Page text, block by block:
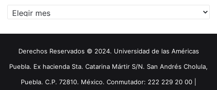
Archivos
Derechos Reservados © 2024. Universidad de las Américas
Puebla. Ex hacienda Sta. Catarina Mártir S/N. San Andrés Cholula,
Puebla. C.P. 72810. México. Conmutador: 222 229 20 00 |